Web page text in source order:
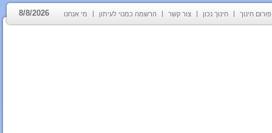
פורום חינוך חינוך נכון צור קשר הרשמה כמנוי לעיתון מי אנחנו 8/8/2026